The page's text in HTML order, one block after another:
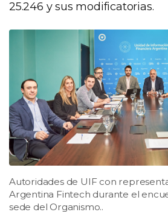
25.246 y sus modificatorias.
Autoridades de UIF con
Argentina Fintech durante el
sede del Organismo..